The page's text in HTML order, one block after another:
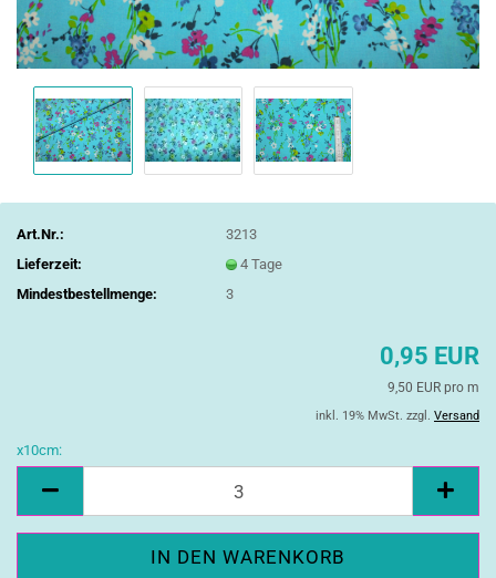
Art.Nr.:
3213
Lieferzeit:
4 Tage
Mindestbestellmenge:
3
0,95 EUR
9,50 EUR pro m
inkl. 19% MwSt. zzgl. Versand
x10cm: